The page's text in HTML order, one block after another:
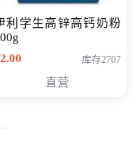
利学生高锌高钙奶粉
库存2707
直营